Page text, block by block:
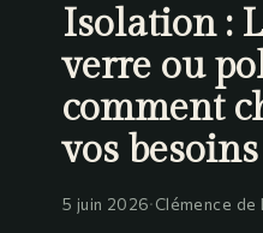
VOYAGE
Isolation :
verre ou
comment
vos besoins
5 juin 2026·Clémence de